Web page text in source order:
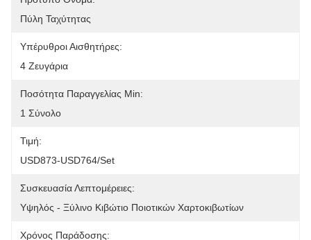
Πύλη Ταχύτητας
Υπέρυθροι Αισθητήρες:
4 Ζευγάρια
Ποσότητα Παραγγελίας Min:
1 Σύνολο
Τιμή:
USD873-USD764/set
Συσκευασία Λεπτομέρειες:
Υψηλός - Ξύλινο Κιβώτιο Ποιοτικών Χαρτοκιβωτίων
Χρόνος Παράδοσης: